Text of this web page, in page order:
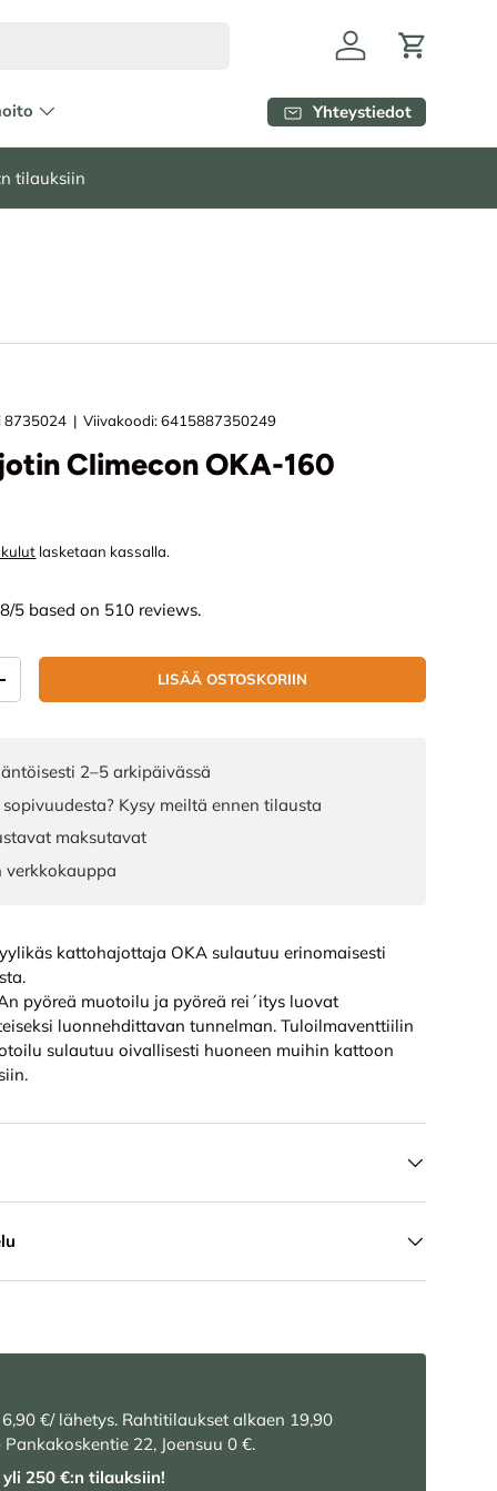
KirjauduOstoskori
Yhteystiedot
tilauksiin
8735024 |Viivakoodi: 6415887350249
Climecon OKA-160
lasketaan kassalla.
5 based on 510 reviews.
MÄÄRÄÄ LISÄÄ OSTOSKORIIN
2–5 arkipäivässä
Kysy meiltä ennen tilausta
maksutavat
kattohajottaja OKA sulautuu erinomaisesti
pyöreä muotoilu ja pyöreä rei´itys luovat
luonnehdittavan tunnelman. Tuloilmaventtiilin
sulautuu oivallisesti huoneen muihin kattoon
€/ lähetys. Rahtitilaukset alkaen 19,90
22, Joensuu 0 €.
250 €:n tilauksiin!